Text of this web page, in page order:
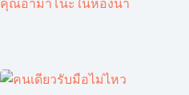
คุณอามาโนะในห้องน้ำ